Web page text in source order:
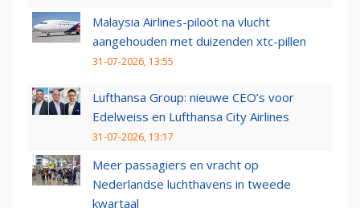
Malaysia Airlines-piloot na vlucht
aangehouden met duizenden xtc-pillen
31-07-2026, 13:55
Lufthansa Group: nieuwe CEO’s voor
Edelweiss en Lufthansa City Airlines
31-07-2026, 13:17
Meer passagiers en vracht op
Nederlandse luchthavens in tweede
kwartaal